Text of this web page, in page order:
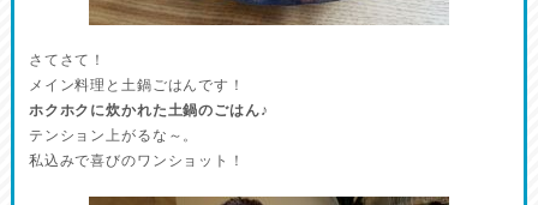
さてさて！
メイン料理と土鍋ごはんです！
ホクホクに炊かれた土鍋のごはん♪
テンション上がるな～。
私込みで喜びのワンショット！